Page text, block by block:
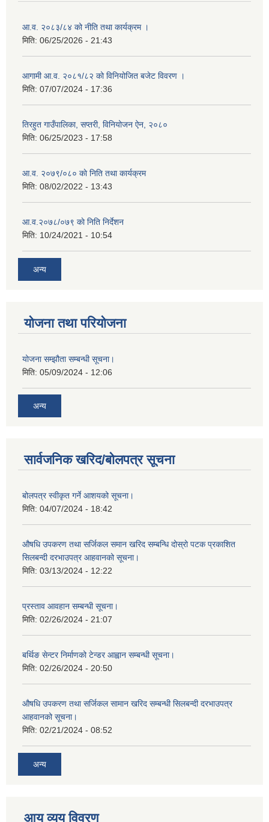
आ.व. २०८३/८४ को नीति तथा कार्यक्रम ।
मिति: 06/25/2026 - 21:43
आगामी आ.व. २०८१/८२ को विनियोजित बजेट विवरण ।
मिति: 07/07/2024 - 17:36
तिरहुत गाउँपालिका, सप्तरी, विनियोजन ऐन, २०८०
मिति: 06/25/2023 - 17:58
आ.व. २०७९/०८० काे निति तथा कार्यक्रम
मिति: 08/02/2022 - 13:43
आ.व.२०७८/०७९ काे निति निर्देशन
मिति: 10/24/2021 - 10:54
अन्य
योजना तथा परियोजना
योजना सम्झौता सम्बन्धी सूचना।
मिति: 05/09/2024 - 12:06
अन्य
सार्वजनिक खरिद/बोलपत्र सूचना
बोलपत्र स्वीकृत गर्ने आशयको सूचना।
मिति: 04/07/2024 - 18:42
औषधि उपकरण तथा सर्जिकल समान खरिद सम्बन्धि दोस्रो पटक प्रकाशित
सिलबन्दी दरभाउपत्र आहवानको सूचना।
मिति: 03/13/2024 - 12:22
प्रस्ताव आवहान सम्बन्धी सूचना।
मिति: 02/26/2024 - 21:07
बर्थिङ सेन्टर निर्माणको टेन्डर आह्वान सम्बन्धी सूचना।
मिति: 02/26/2024 - 20:50
औषधि उपकरण तथा सर्जिकल सामान खरिद सम्बन्धी सिलबन्दी दरभाउपत्र
आहवानको सूचना।
मिति: 02/21/2024 - 08:52
अन्य
आय व्यय विवरण